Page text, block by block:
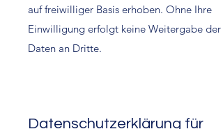
auf freiwilliger Basis erhoben. Ohne Ihre
Einwilligung erfolgt keine Weitergabe der
Daten an Dritte.
Datenschutzerklärung für